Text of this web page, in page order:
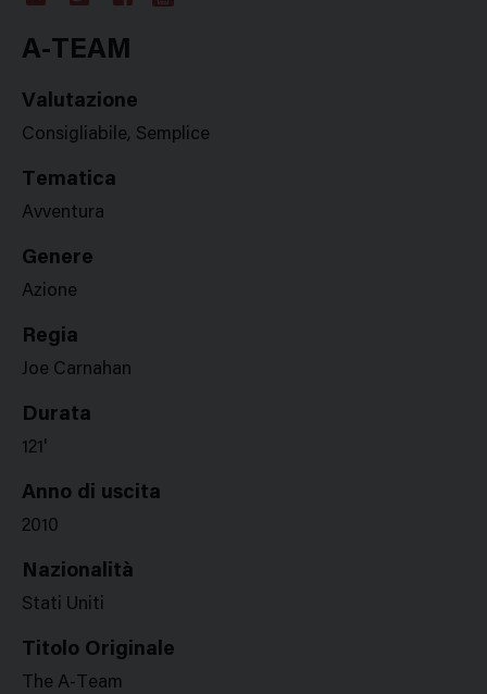
Plus
A-TEAM
Valutazione
Consigliabile, Semplice
Tematica
Avventura
Genere
Azione
Regia
Joe Carnahan
Durata
121'
Anno di uscita
2010
Nazionalità
Stati Uniti
Titolo Originale
The A-Team